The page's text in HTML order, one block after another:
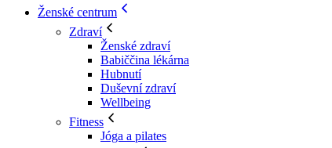
Ženské centrum
Zdraví
Ženské zdraví
Babiččina lékárna
Hubnutí
Duševní zdraví
Wellbeing
Fitness
Jóga a pilates